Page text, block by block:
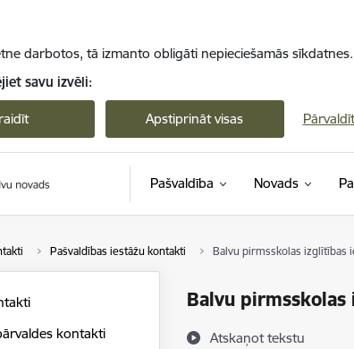
darbotos, tā izmanto obligāti nepieciešamās
savu izvēli:
Apstiprināt visas
Pašvaldība Novads
Pašvaldības iestāžu kontakti Balvu pirmsskolas izglītības
Balvu
Atskaņot tekstu
kontakti